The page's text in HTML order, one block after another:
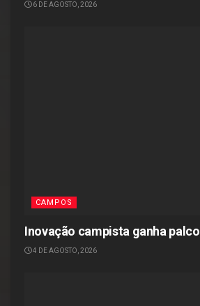
6 DE AGOSTO, 2026
CAMPOS
Inovação campista ganha
4 DE AGOSTO, 2026